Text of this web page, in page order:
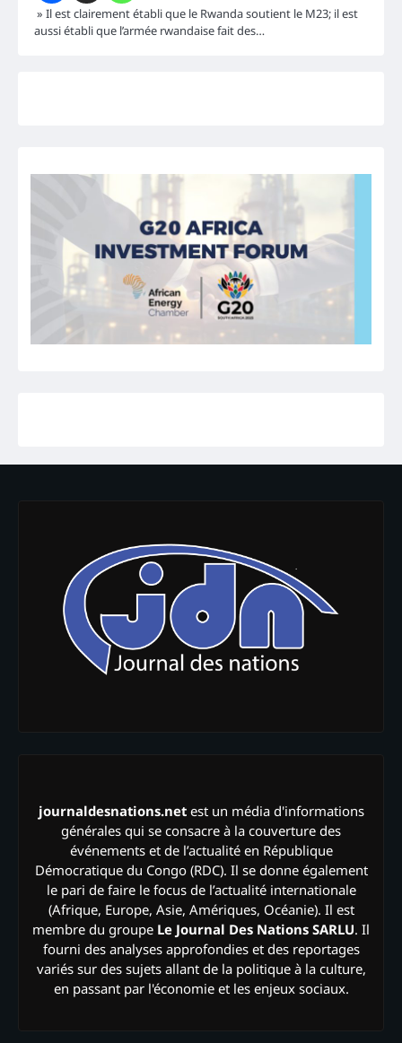
» Il est clairement établi que le Rwanda soutient le M23; il est
aussi établi que l’armée rwandaise fait des…
journaldesnations.netest un média d'informations
générales qui se consacre à la couverture des
événements et de l’actualité en République
Démocratique du Congo (RDC). Il se donne également
le pari de faire le focus de l’actualité internationale
(Afrique, Europe, Asie, Amériques, Océanie). Il est
membre du groupe Le Journal Des Nations SARLU. Il
fourni des analyses approfondies et des reportages
variés sur des sujets allant de la politique à la culture,
en passant par l'économie et les enjeux sociaux.